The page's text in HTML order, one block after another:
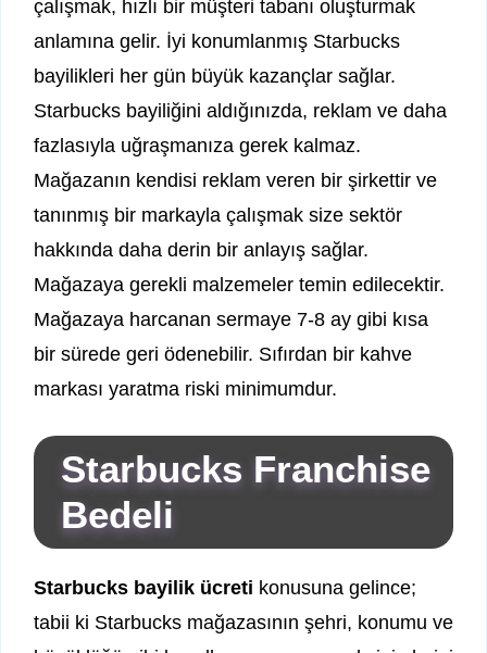
çalışmak, hızlı bir müşteri tabanı oluşturmak
anlamına gelir. İyi konumlanmış Starbucks
bayilikleri her gün büyük kazançlar sağlar.
Starbucks bayiliğini aldığınızda, reklam ve daha
fazlasıyla uğraşmanıza gerek kalmaz.
Mağazanın kendisi reklam veren bir şirkettir ve
tanınmış bir markayla çalışmak size sektör
hakkında daha derin bir anlayış sağlar.
Mağazaya gerekli malzemeler temin edilecektir.
Mağazaya harcanan sermaye 7-8 ay gibi kısa
bir sürede geri ödenebilir. Sıfırdan bir kahve
markası yaratma riski minimumdur.
Starbucks Franchise
Bedeli
Starbucks bayilik ücreti konusuna gelince;
tabii ki Starbucks mağazasının şehri, konumu ve